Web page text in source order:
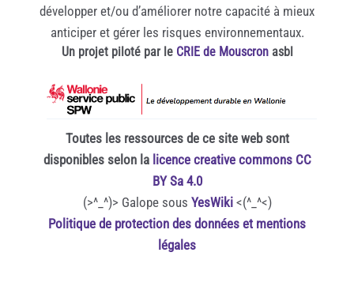
développer et/ou d’améliorer notre capacité à mieux
anticiper et gérer les risques environnementaux.
Un projet piloté par le CRIE de Mouscronasbl
Toutes les ressources de ce site web sont
disponibles selon la licence creative commons CC
BY Sa 4.0
(>^_^)> Galope sous YesWiki<(^_^<)
Politique de protection des données et mentions
légales